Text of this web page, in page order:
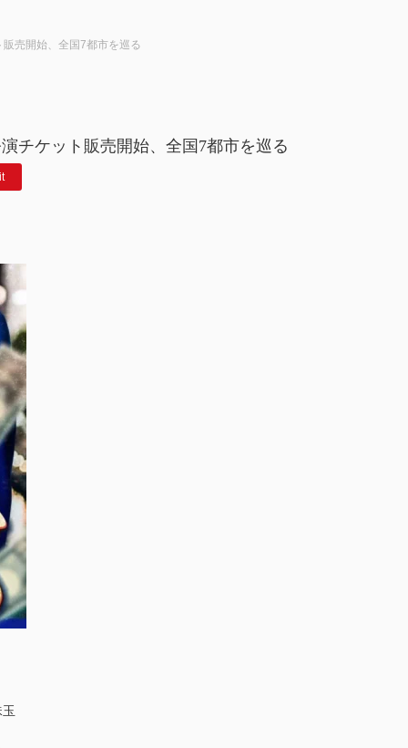
売開始、全国7都市を巡る
チケット販売開始、全国7都市を巡る